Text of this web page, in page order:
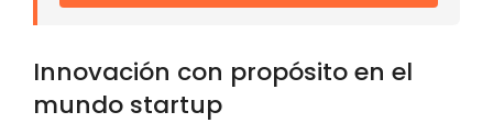
Innovación con propósito en el
mundo startup